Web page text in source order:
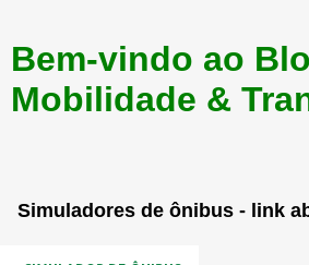
Bem-vindo ao
Mobilidade &
Simuladores de ônibus - link